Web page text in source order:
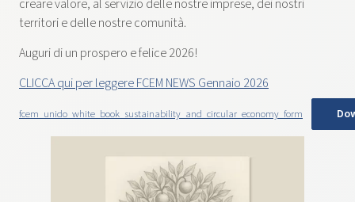
creare valore, al servizio delle nostre imprese, dei nostri
territori e delle nostre comunità.
Auguri di un prospero e felice 2026!
CLICCA qui per leggere FCEM NEWS Gennaio 2026
fcem_unido_white_book_sustainability_and_circular_economy_form